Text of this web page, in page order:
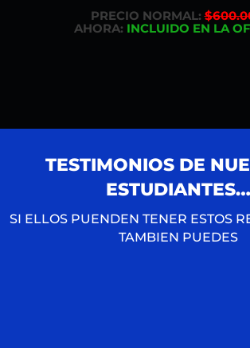
PRECIO NORMAL:
AHORA: INCLUIDO EN LA
TESTIMONIOS DE
ESTUDIANTES…
SI ELLOS PUENDEN TENER ESTOS
TAMBIEN PUEDES